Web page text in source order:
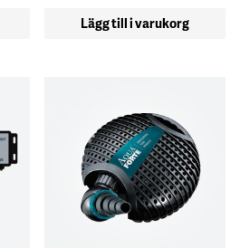
Lägg till i varukorg